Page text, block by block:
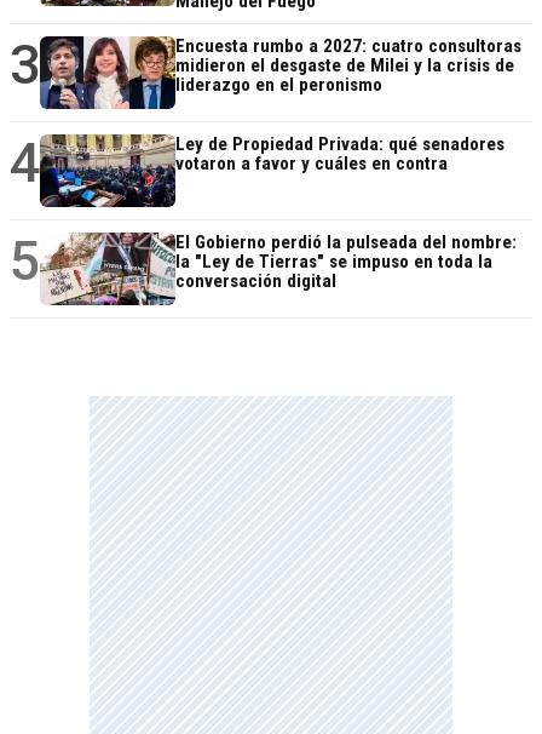
3
Encuesta rumbo a 2027: cuatro consultoras
midieron el desgaste de Milei y la crisis de
liderazgo en el peronismo
4
Ley de Propiedad Privada: qué senadores
votaron a favor y cuáles en contra
5
El Gobierno perdió la pulseada del nombre:
la "Ley de Tierras" se impuso en toda la
conversación digital